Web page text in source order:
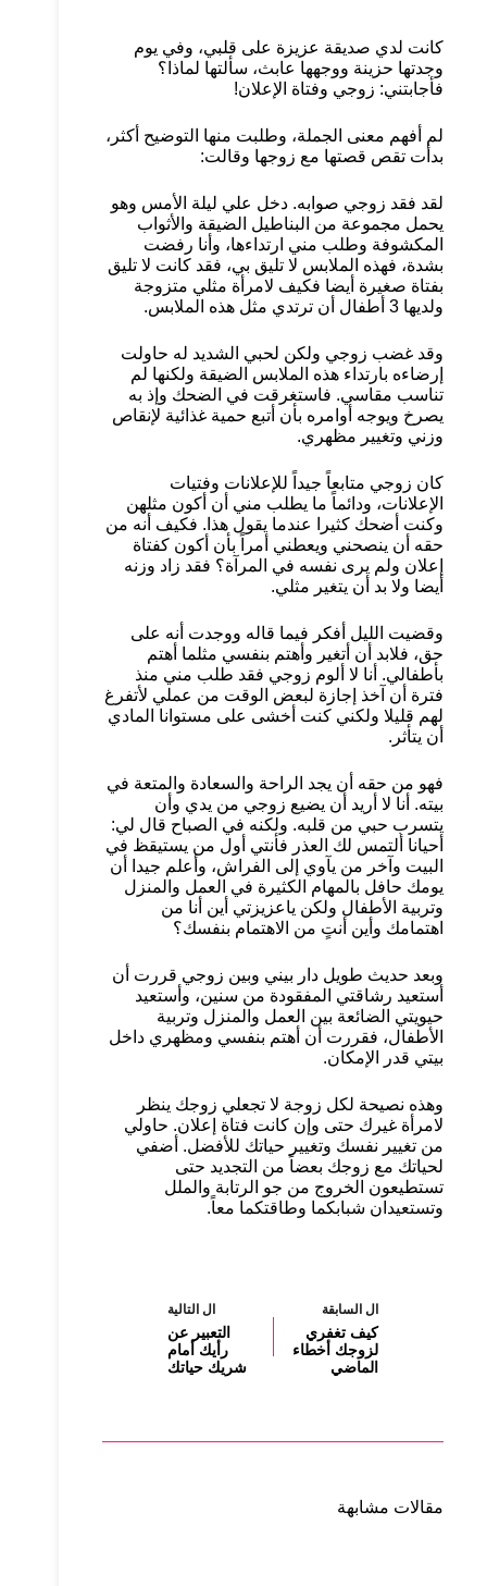
كانت لدي صديقة عزيزة على قلبي، وفي يوم
وجدتها حزينة ووجهها عابث، سألتها لماذا؟
فأجابتني: زوجي وفتاة الإعلان!
لم أفهم معنى الجملة، وطلبت منها التوضيح أكثر،
بدأت تقص قصتها مع زوجها وقالت:
لقد فقد زوجي صوابه. دخل علي ليلة الأمس وهو
يحمل مجموعة من البناطيل الضيقة والأثواب
المكشوفة وطلب مني ارتداءها، وأنا رفضت
بشدة، فهذه الملابس لا تليق بي، فقد كانت لا تليق
بفتاة صغيرة أيضا فكيف لامرأة مثلي متزوجة
ولديها 3 أطفال أن ترتدي مثل هذه الملابس.
وقد غضب زوجي ولكن لحبي الشديد له حاولت
إرضاءه بارتداء هذه الملابس الضيقة ولكنها لم
تناسب مقاسي. فاستغرقت في الضحك وإذ به
يصرخ ويوجه أوامره بأن أتبع حمية غذائية لإنقاص
وزني وتغيير مظهري.
كان زوجي متابعاً جيداً للإعلانات وفتيات
الإعلانات، ودائماً ما يطلب مني أن أكون مثلهن
وكنت أضحك كثيرا عندما يقول هذا. فكيف أنه من
حقه أن ينصحني ويعطني أمراً بأن أكون كفتاة
إعلان ولم يرى نفسه في المرآة؟ فقد زاد وزنه
أيضا ولا بد أن يتغير مثلي.
وقضيت الليل أفكر فيما قاله ووجدت أنه على
حق، فلابد أن أتغير وأهتم بنفسي مثلما أهتم
بأطفالي. أنا لا ألوم زوجي فقد طلب مني منذ
فترة أن آخذ إجازة لبعض الوقت من عملي لأتفرغ
لهم قليلا ولكني كنت أخشى على مستوانا المادي
أن يتأثر.
فهو من حقه أن يجد الراحة والسعادة والمتعة في
بيته. أنا لا أريد أن يضيع زوجي من يدي وأن
يتسرب حبي من قلبه. ولكنه في الصباح قال لي:
أحيانا ألتمس لك العذر فأنتي أول من يستيقظ في
البيت وآخر من يآوي إلى الفراش، وأعلم جيدا أن
يومك حافل بالمهام الكثيرة في العمل والمنزل
وتربية الأطفال ولكن ياعزيزتي أين أنا من
اهتمامك وأين أنتٍ من الاهتمام بنفسك؟
وبعد حديث طويل دار بيني وبين زوجي قررت أن
أستعيد رشاقتي المفقودة من سنين، وأستعيد
حيويتي الضائعة بين العمل والمنزل وتربية
الأطفال، فقررت أن أهتم بنفسي ومظهري داخل
بيتي قدر الإمكان.
وهذه نصيحة لكل زوجة لا تجعلي زوجك ينظر
لامرأة غيرك حتى وإن كانت فتاة إعلان. حاولي
من تغيير نفسك وتغيير حياتك للأفضل. أضفي
لحياتك مع زوجك بعضاً من التجديد حتى
تستطيعون الخروج من جو الرتابة والملل
وتستعيدان شبابكما وطاقتكما معاً.
ال السابقة
كيف تغفري
لزوجك أخطاء
الماضي
ال التالية
التعبير عن
رأيك أمام
شريك حياتك
مقالات مشابهة